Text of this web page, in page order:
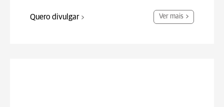
Quero divulgar Ver mais